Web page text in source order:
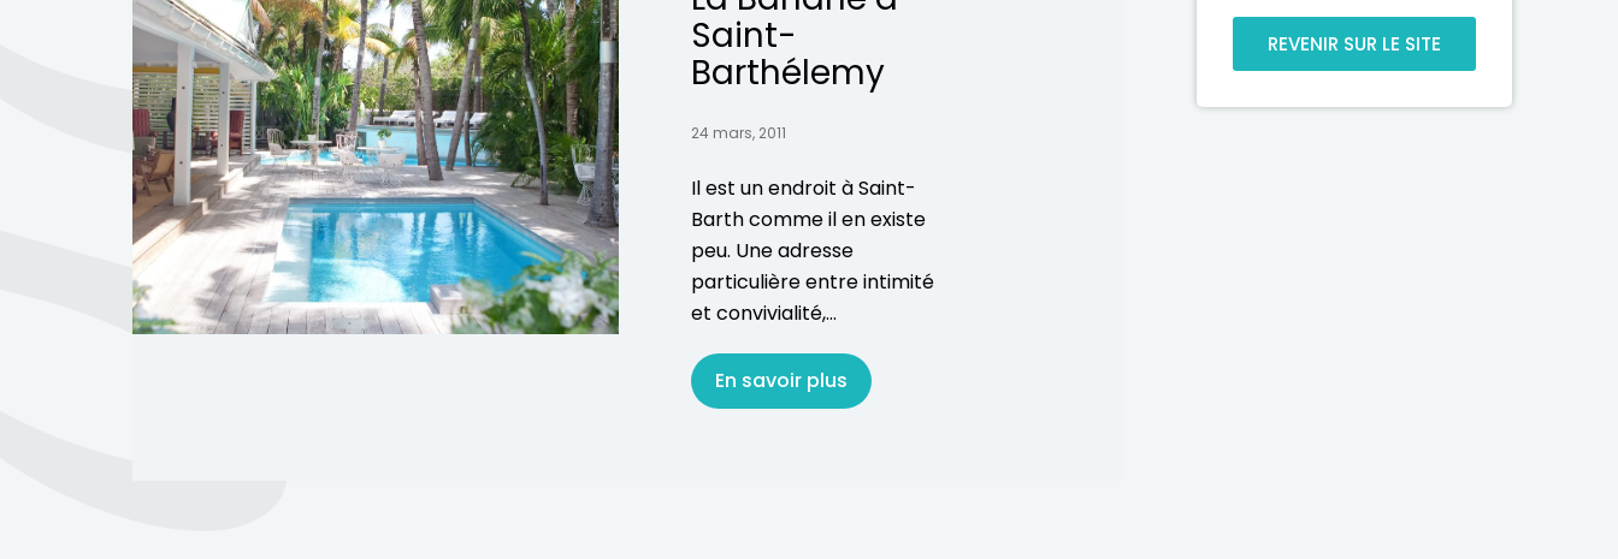
Saint-
Barthélemy
24 mars, 2011
Il est un endroit à Saint-
Barth comme il en existe
peu. Une adresse
particulière entre intimité
et convivialité,...
En savoir plus
REVENIR SUR LE SITE